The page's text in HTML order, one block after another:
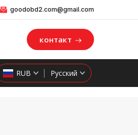
goodobd2.com@gmail.com
контакт
RUB Русский